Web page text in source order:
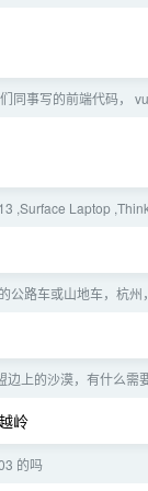
同事写的前端代码，
,Surface Laptop
公路车或山地车，杭州
上的沙漠，有什么需
岭
的吗